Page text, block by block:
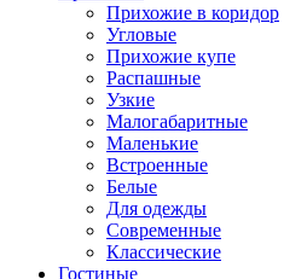
Прихожие в коридор
Угловые
Прихожие купе
Распашные
Узкие
Малогабаритные
Маленькие
Встроенные
Белые
Для одежды
Современные
Классические
Гостиные